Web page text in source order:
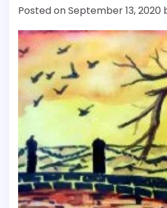
Posted onSeptember 13, 2020